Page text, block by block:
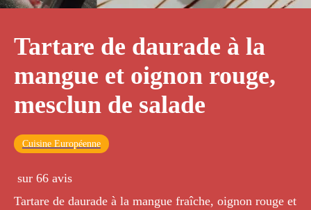
Tartare de daurade à la
mangue et oignon rouge,
mesclun de salade
Cuisine Européenne
sur 66 avis
Tartare de daurade à la mangue fraîche, oignon rouge et